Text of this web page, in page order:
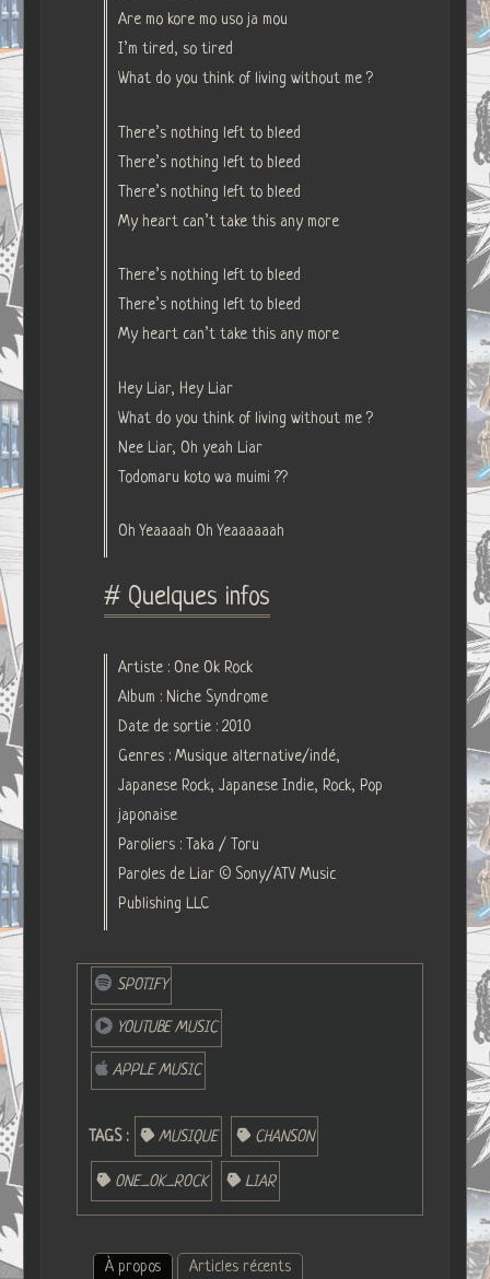
Are mo kore mo uso ja mou
I’m tired, so tired
What do you think of living without me ?
There’s nothing left to bleed
There’s nothing left to bleed
There’s nothing left to bleed
My heart can’t take this any more
There’s nothing left to bleed
There’s nothing left to bleed
My heart can’t take this any more
Hey Liar, Hey Liar
What do you think of living without me ?
Nee Liar, Oh yeah Liar
Todomaru koto wa muimi ??
Oh Yeaaaah Oh Yeaaaaaah
# Quelques infos
Artiste : One Ok Rock
Album : Niche Syndrome
Date de sortie : 2010
Genres : Musique alternative/indé,
Japanese Rock, Japanese Indie, Rock, Pop
japonaise
Paroliers : Taka / Toru
Paroles de Liar © Sony/ATV Music
Publishing LLC
SPOTIFY
YOUTUBE MUSIC
APPLE MUSIC
TAGS : MUSIQUE CHANSON
ONE_OK_ROCK LIAR
À propos Articles récents